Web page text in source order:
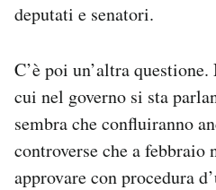
deputati e senatori.
C’è poi un’altra
cui nel governo si sta
sembra che confluiranno
controverse che a febbraio
approvare con procedura